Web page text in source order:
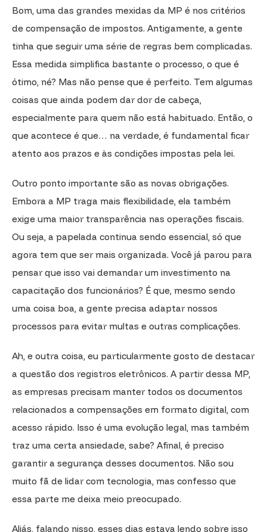
Bom, uma das grandes mexidas da MP é nos critérios
de compensação de impostos. Antigamente, a gente
tinha que seguir uma série de regras bem complicadas.
Essa medida simplifica bastante o processo, o que é
ótimo, né? Mas não pense que é perfeito. Tem algumas
coisas que ainda podem dar dor de cabeça,
especialmente para quem não está habituado. Então, o
que acontece é que… na verdade, é fundamental ficar
atento aos prazos e às condições impostas pela lei.
Outro ponto importante são as novas obrigações.
Embora a MP traga mais flexibilidade, ela também
exige uma maior transparência nas operações fiscais.
Ou seja, a papelada continua sendo essencial, só que
agora tem que ser mais organizada. Você já parou para
pensar que isso vai demandar um investimento na
capacitação dos funcionários? É que, mesmo sendo
uma coisa boa, a gente precisa adaptar nossos
processos para evitar multas e outras complicações.
Ah, e outra coisa, eu particularmente gosto de destacar
a questão dos registros eletrônicos. A partir dessa MP,
as empresas precisam manter todos os documentos
relacionados a compensações em formato digital, com
acesso rápido. Isso é uma evolução legal, mas também
traz uma certa ansiedade, sabe? Afinal, é preciso
garantir a segurança desses documentos. Não sou
muito fã de lidar com tecnologia, mas confesso que
essa parte me deixa meio preocupado.
Aliás, falando nisso, esses dias estava lendo sobre isso